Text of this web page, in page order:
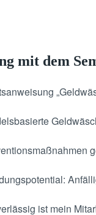
mit dem
ist mein